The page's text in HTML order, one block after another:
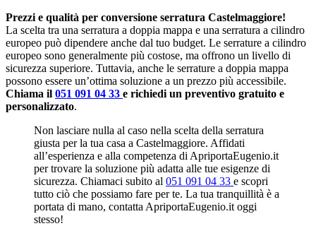
Prezzi e qualità per conversione serratura Castelmaggiore!
La scelta tra una serratura a doppia mappa e una serratura a cilindro
europeo può dipendere anche dal tuo budget. Le serrature a cilindro
europeo sono generalmente più costose, ma offrono un livello di
sicurezza superiore. Tuttavia, anche le serrature a doppia mappa
possono essere un’ottima soluzione a un prezzo più accessibile.
Chiama il 051 091 04 33 e richiedi un preventivo gratuito e
personalizzato.
Non lasciare nulla al caso nella scelta della serratura
giusta per la tua casa a Castelmaggiore. Affidati
all’esperienza e alla competenza di ApriportaEugenio.it
per trovare la soluzione più adatta alle tue esigenze di
sicurezza. Chiamaci subito al 051 091 04 33 e scopri
tutto ciò che possiamo fare per te. La tua tranquillità è a
portata di mano, contatta ApriportaEugenio.it oggi
stesso!